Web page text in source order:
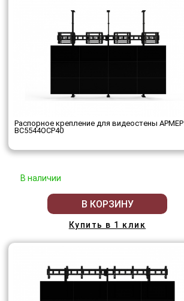
Распорное крепление для видеостены АРМЕР
ВС5544ОСР40
В наличии
В КОРЗИНУ
Купить в 1 клик